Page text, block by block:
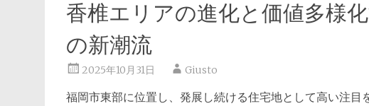
香椎エリアの進化と価値多様
の新潮流
2025年10月31日 Giusto
福岡市東部に位置し、発展し続ける住宅地として高い注